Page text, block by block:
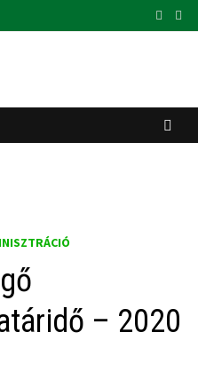
– 2020